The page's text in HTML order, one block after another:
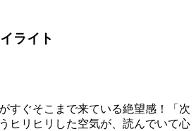
ライト
すぐそこまで来ている絶望感！「次
ヒリヒリした空気が、読んでいて心